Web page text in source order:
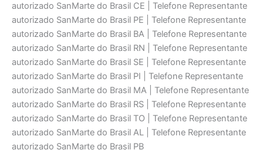
autorizado SanMarte do Brasil CE | Telefone Representante
autorizado SanMarte do Brasil PE | Telefone Representante
autorizado SanMarte do Brasil BA | Telefone Representante
autorizado SanMarte do Brasil RN | Telefone Representante
autorizado SanMarte do Brasil SE | Telefone Representante
autorizado SanMarte do Brasil PI | Telefone Representante
autorizado SanMarte do Brasil MA | Telefone Representante
autorizado SanMarte do Brasil RS | Telefone Representante
autorizado SanMarte do Brasil TO | Telefone Representante
autorizado SanMarte do Brasil AL | Telefone Representante
autorizado SanMarte do Brasil PB